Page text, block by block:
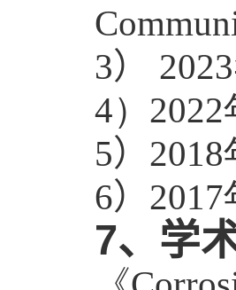
3） 2023
4） 2022
5） 2018
6） 2017
7、学